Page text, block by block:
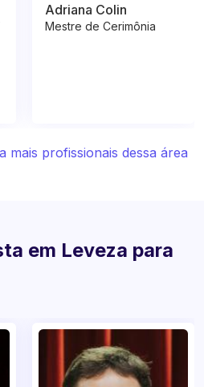
Adriana Colin
Mestre de Cerimônia
mais profissionais dessa área
em Leveza para